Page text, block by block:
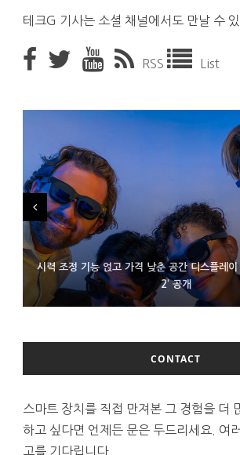
테크G 기사는 소셜 채널에서도 만날 수
RSS List
시력 조정 기능 얹고 가격 낮춘 공간 디스플레이
2’ 공개
D램 부족에 10억달러어치 아이폰18 프로세
300~400달러 반지형 스피커 준비하
CONTACT
스마트 장치를 직접 만져본 그 경험을 더
하고 싶다면 언제든 문은 두드리세요. 여
고를 기다립니다.